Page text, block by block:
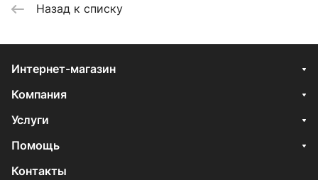
Назад к списку
Интернет-магазин
Компания
Услуги
Помощь
Контакты